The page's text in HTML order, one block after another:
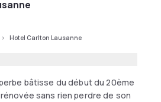
> Hotel Carlton Lausanne
bâtisse du début du 20ème
sans rien perdre de son